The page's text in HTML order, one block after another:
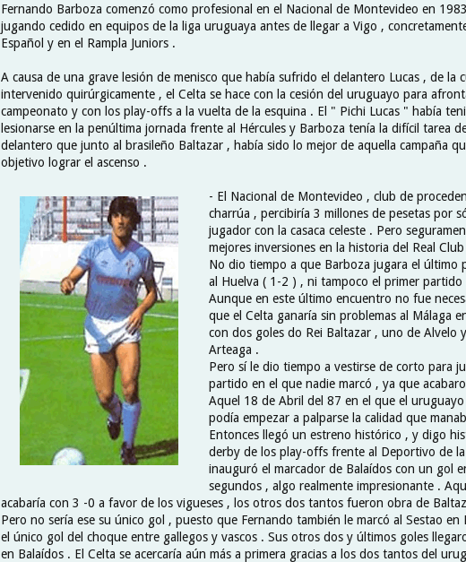
Fernando Barboza comenzó como profesional en el Nacional de Montevideo en
jugando cedido en equipos de la liga uruguaya antes de llegar a Vigo ,
Español y en el Rampla Juniors .
A causa de una grave lesión de menisco que había sufrido el delantero Lucas , de la
intervenido quirúrgicamente , el Celta se hace con la cesión del uruguayo para
campeonato y con los play-offs a la vuelta de la esquina . El " Pichi Lucas " había
lesionarse en la penúltima jornada frente al Hércules y Barboza tenía la difícil tarea
delantero que junto al brasileño Baltazar , había sido lo mejor de aquella campaña
objetivo lograr el ascenso .
- El Nacional de Montevideo , club de
charrúa , percibiría 3 millones de pesetas por
jugador con la casaca celeste . Pero
mejores inversiones en la historia del Real
No dio tiempo a que Barboza jugara el último
al Huelva ( 1-2 ) , ni tampoco el primer
Aunque en este último encuentro no fue
que el Celta ganaría sin problemas al Málaga
con dos goles do Rei Baltazar , uno de Alvelo
Arteaga .
Pero sí le dio tiempo a vestirse de corto para
partido en el que nadie marcó , ya que
Aquel 18 de Abril del 87 en el que el
podía empezar a palparse la calidad que
Entonces llegó un estreno histórico , y digo
derby de los play-offs frente al Deportivo de
inauguró el marcador de Balaídos con un gol
segundos , algo realmente impresionante .
acabaría con 3 -0 a favor de los vigueses , los otros dos tantos fueron obra de
Pero no sería ese su único gol , puesto que Fernando también le marcó al Sestao en
el único gol del choque entre gallegos y vascos . Sus otros dos y últimos goles
en Balaídos . El Celta se acercaría aún más a primera gracias a los dos tantos del